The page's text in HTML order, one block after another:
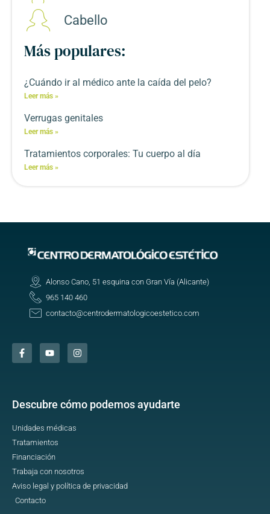
Cabello
Más populares:
¿Cuándo ir al médico ante la caída del pelo?
Leer más »
Verrugas genitales
Leer más »
Tratamientos corporales: Tu cuerpo al día
Leer más »
Alonso Cano, 51 esquina con Gran Vía (Alicante)
965 140 460
contacto@centrodermatologicoestetico.com
Descubre cómo podemos ayudarte
Unidades médicas
Tratamientos
Financiación
Trabaja con nosotros
Aviso legal y política de privacidad
Contacto